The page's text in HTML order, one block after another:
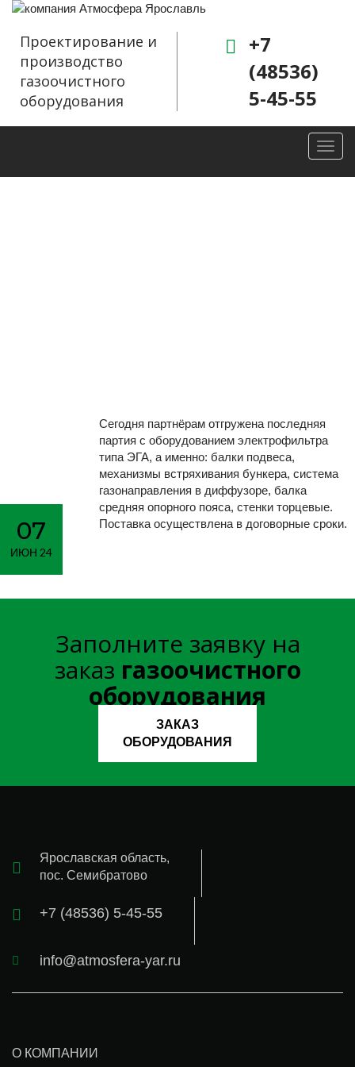
Проектирование и
производство
газоочистного
оборудования
+7
(48536)
5-45-55
типа ЭГА
Главная>Новости>Завершена поставка
электрофильтра типа ЭГА
07
ИЮН 24
Сегодня партнёрам отгружена последняя
партия с оборудованием электрофильтра
типа ЭГА, а именно: балки подвеса,
механизмы встряхивания бункера, система
газонаправления в диффузоре, балка
средняя опорного пояса, стенки торцевые.
Поставка осуществлена в договорные сроки.
Заполните заявку на
заказ газоочистного
оборудования
ЗАКАЗ
ОБОРУДОВАНИЯ
Ярославская область,
пос. Семибратово
+7 (48536) 5-45-55
info@atmosfera-yar.ru
О КОМПАНИИ